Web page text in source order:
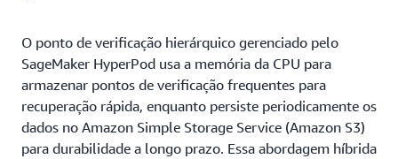
O ponto de verificação hierárquico gerenciado pelo
SageMaker HyperPod usa a memória da CPU para
armazenar pontos de verificação frequentes para
recuperação rápida, enquanto persiste periodicamente os
dados no Amazon Simple Storage Service (Amazon S3)
para durabilidade a longo prazo. Essa abordagem híbrida